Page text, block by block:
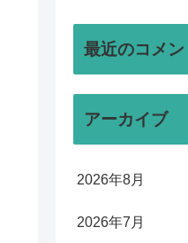
最近のコメン
アーカイブ
2026年8月
2026年7月